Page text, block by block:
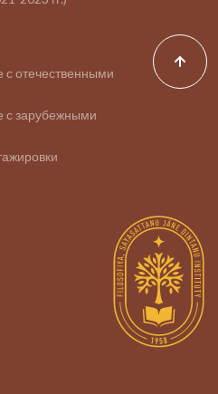
с отечественными
с зарубежными